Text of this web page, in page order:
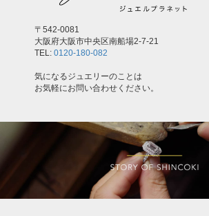
〒542-0081
大阪府大阪市中央区南船場2-7-21
TEL: 0120-180-082
気になるジュエリーのことは
お気軽にお問い合わせください。